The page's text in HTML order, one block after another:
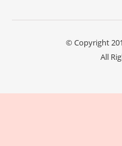
© Copyright
All